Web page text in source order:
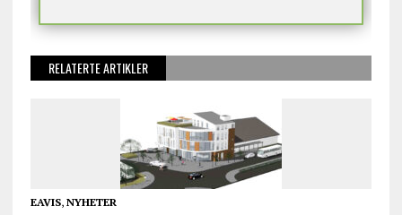
RELATERTE ARTIKLER
EAVIS, NYHETER